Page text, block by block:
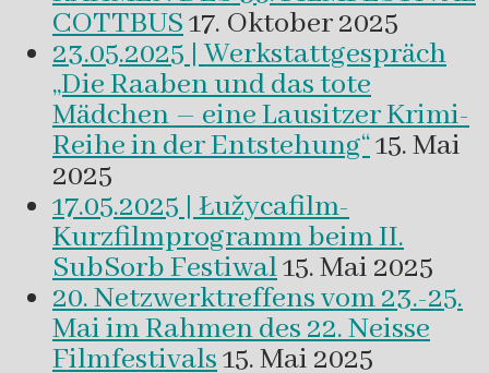
COTTBUS17. Oktober 2025
23.05.2025 | Werkstattgespräch
„Die Raaben und das tote
Mädchen – eine Lausitzer Krimi-
Reihe in der Entstehung“15. Mai
2025
17.05.2025 | Łužycafilm-
Kurzfilmprogramm beim II.
SubSorb Festiwal15. Mai 2025
20. Netzwerktreffens vom 23.-25.
Mai im Rahmen des 22. Neisse
Filmfestivals15. Mai 2025